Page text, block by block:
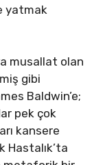
yatmak
musallat olan
gibi
Baldwin’e;
pek çok
kansere
Hastalık’ta